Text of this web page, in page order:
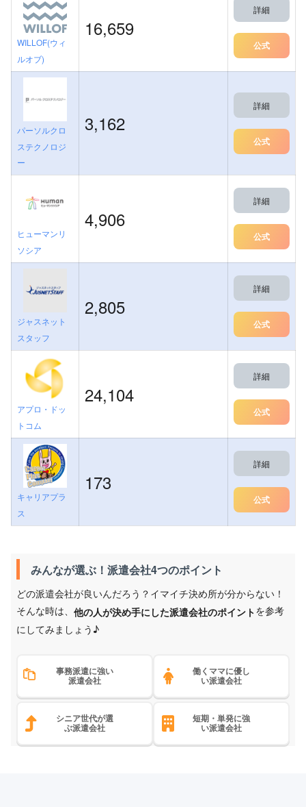
WILLOF(ウィ
ルオブ)
16,659
詳細
公式
パーソルクロ
ステクノロジ
ー
3,162
詳細
公式
ヒューマンリ
ソシア
4,906
詳細
公式
ジャスネット
スタッフ
2,805
詳細
公式
アプロ・ドッ
トコム
24,104
詳細
公式
キャリアプラ
ス
173
詳細
公式
みんなが選ぶ！派遣会社4つのポイント
どの派遣会社が良いんだろう？イマイチ決め所が分からない！
そんな時は、 他の人が決め手にした派遣会社のポイントを参考
にしてみましょう♪
事務派遣に強い
派遣会社
働くママに優し
い派遣会社
シニア世代が選
ぶ派遣会社
短期・単発に強
い派遣会社